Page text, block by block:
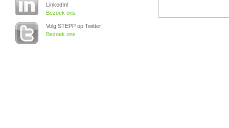
LinkedIn!
Bezoek ons
Volg STEPP op Twitter!
Bezoek ons